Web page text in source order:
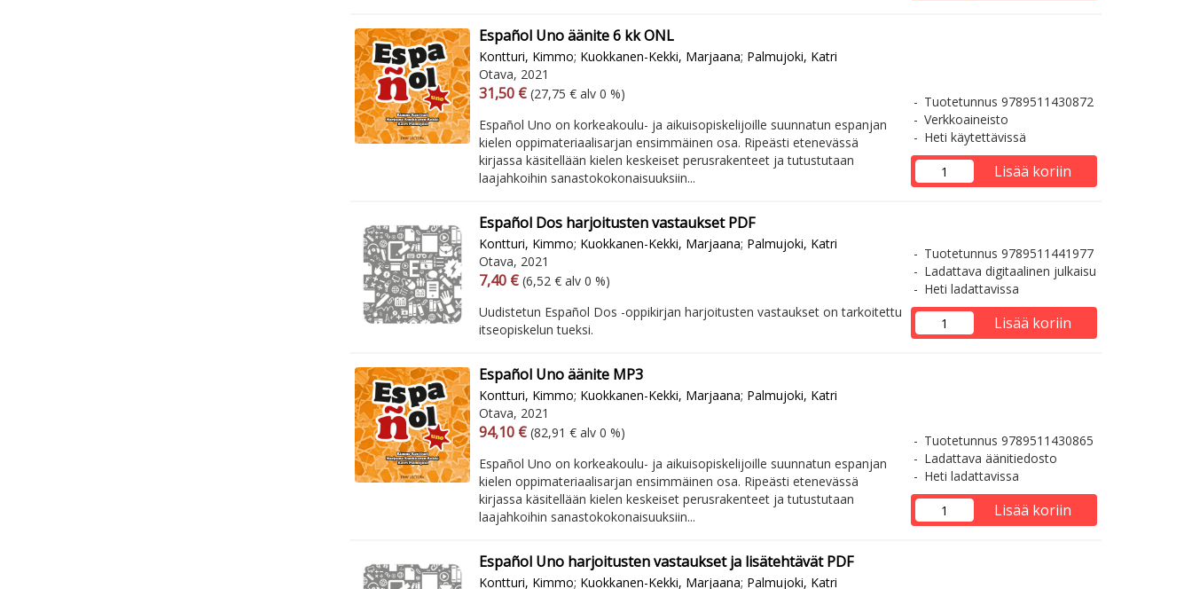
Español Uno äänite 6 kk ONL
Kontturi, Kimmo; Kuokkanen-Kekki, Marjaana; Palmujoki, Katri
Otava, 2021
Arvonlisäverollinen hinta
31,50 € Arvonlisäveroton hinta
(27,75 € alv 0 %)
Español Uno on korkeakoulu- ja aikuisopiskelijoille suunnatun espanjan
kielen oppimateriaalisarjan ensimmäinen osa. Ripeästi etenevässä
kirjassa käsitellään kielen keskeiset perusrakenteet ja tutustutaan
laajahkoihin sanastokokonaisuuksiin...
Tuotetunnus 9789511430872
Verkkoaineisto
Heti käytettävissä
Lisää koriin
Español Dos harjoitusten vastaukset PDF
Kontturi, Kimmo; Kuokkanen-Kekki, Marjaana; Palmujoki, Katri
Otava, 2021
Arvonlisäverollinen hinta
7,40 € Arvonlisäveroton hinta
(6,52 € alv 0 %)
Uudistetun Español Dos -oppikirjan harjoitusten vastaukset on tarkoitettu
itseopiskelun tueksi.
Tuotetunnus 9789511441977
Ladattava digitaalinen julkaisu
Heti ladattavissa
Lisää koriin
Español Uno äänite MP3
Kontturi, Kimmo; Kuokkanen-Kekki, Marjaana; Palmujoki, Katri
Otava, 2021
Arvonlisäverollinen hinta
94,10 € Arvonlisäveroton hinta
(82,91 € alv 0 %)
Español Uno on korkeakoulu- ja aikuisopiskelijoille suunnatun espanjan
kielen oppimateriaalisarjan ensimmäinen osa. Ripeästi etenevässä
kirjassa käsitellään kielen keskeiset perusrakenteet ja tutustutaan
laajahkoihin sanastokokonaisuuksiin...
Tuotetunnus 9789511430865
Ladattava äänitiedosto
Heti ladattavissa
Lisää koriin
Español Uno harjoitusten vastaukset ja lisätehtävät PDF
Kontturi, Kimmo; Kuokkanen-Kekki, Marjaana; Palmujoki, Katri